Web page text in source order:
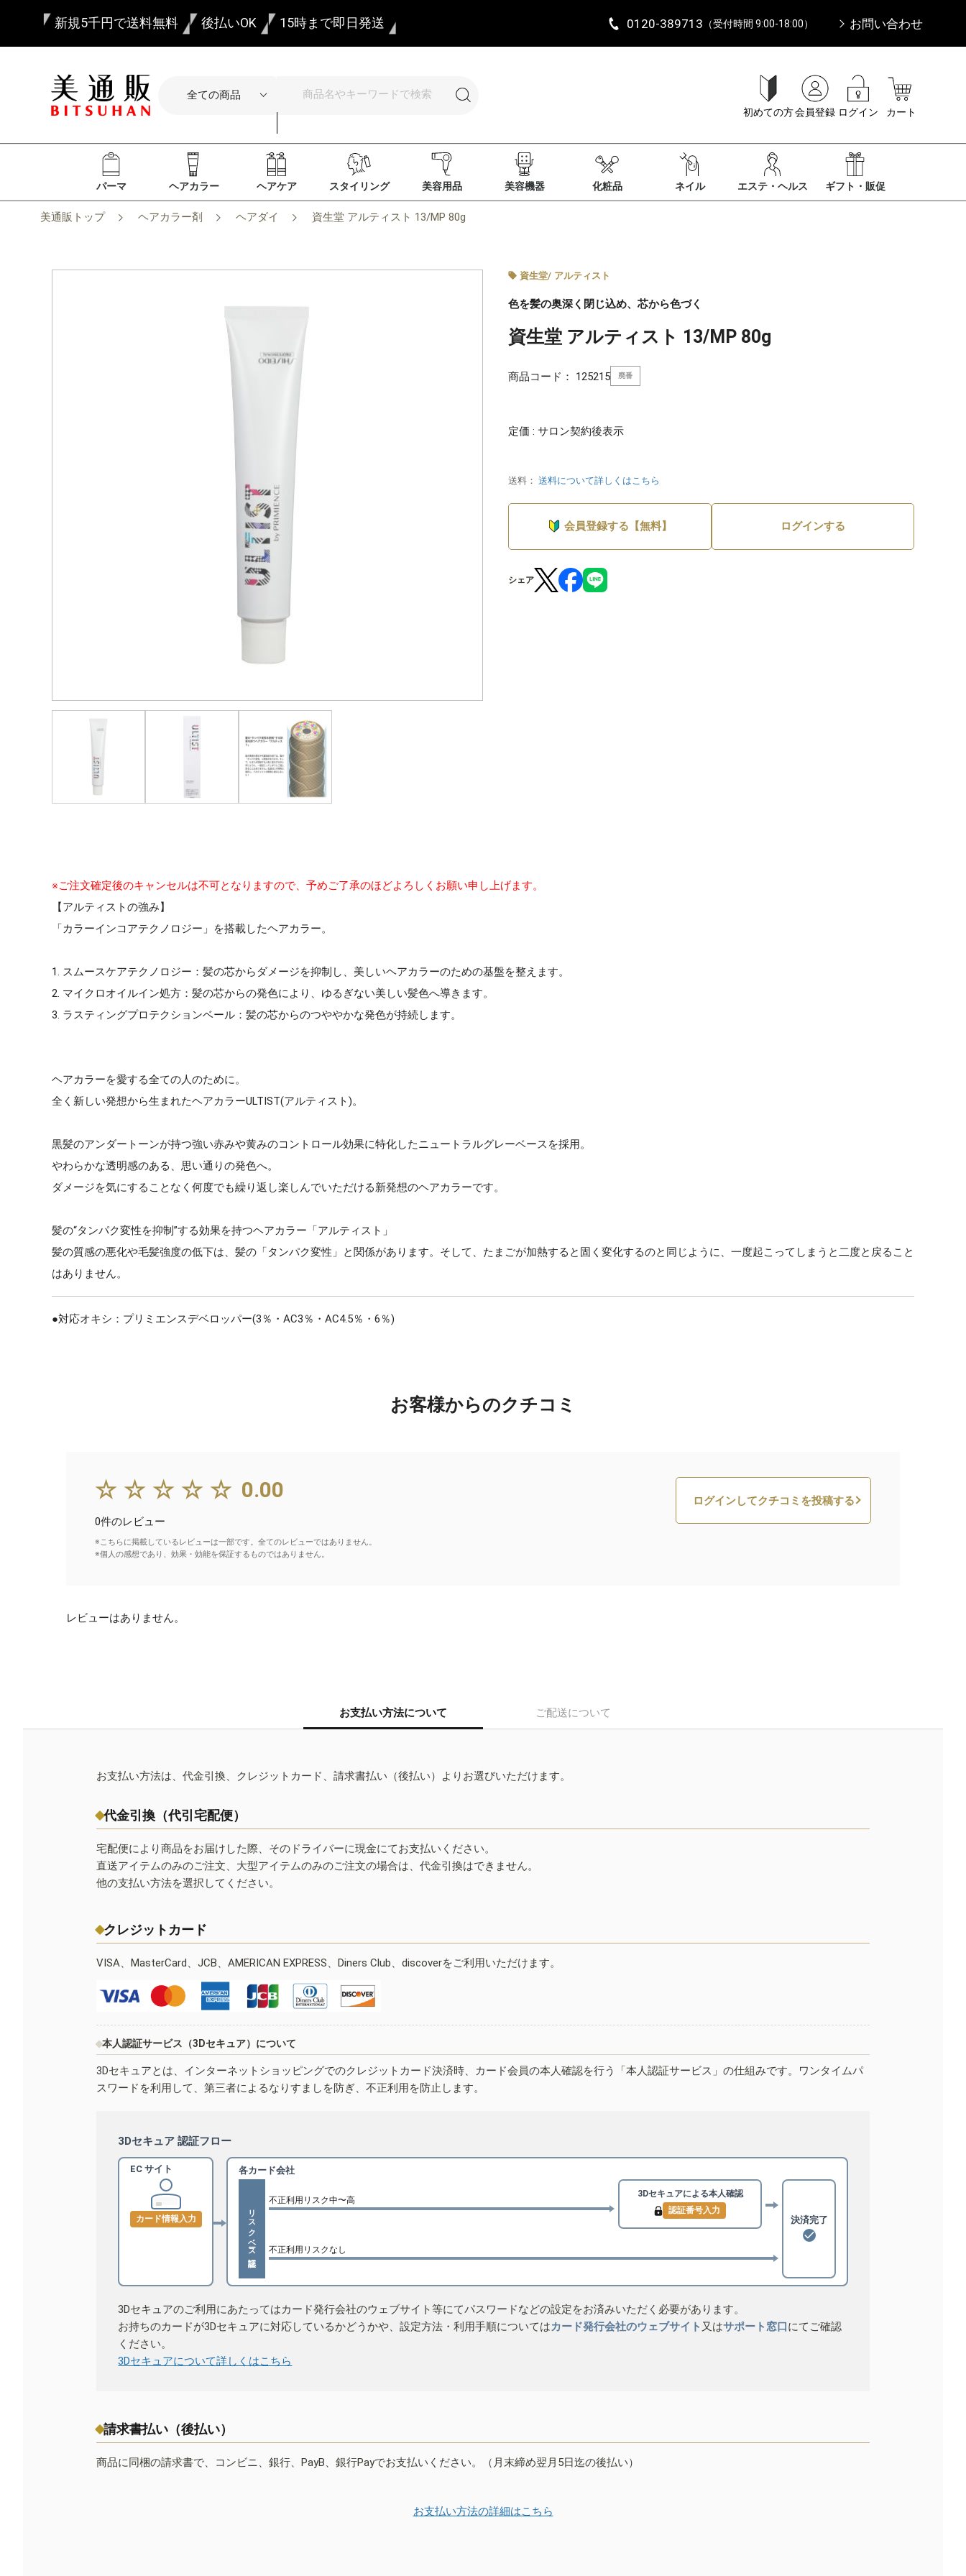
新規5千円で送料無料 後払いOK 15時まで即日発送 0120-389713 （受付時間 9:00-18:00） お問い合わせ
初めての方会員登録 ログイン カート
パーマ ヘアカラー ヘアケア スタイリング 美容用品 美容機器 化粧品 ネイル エステ・ヘルス ギフト・販促
美通販トップ ヘアカラー剤 ヘアダイ 資生堂 アルティスト 13/MP 80g
資生堂/ アルティスト
色を髪の奥深く閉じ込め、芯から色づく
資生堂 アルティスト 13/MP 80g
商品コード： 125215 廃番
定価 : サロン契約後表示
送料： 送料について詳しくはこちら
会員登録する【無料】 ログインする
シェア
※ご注文確定後のキャンセルは不可となりますので、予めご了承のほどよろしくお願い申し上げます。
【アルティストの強み】
「カラーインコアテクノロジー」を搭載したヘアカラー。
1. スムースケアテクノロジー：髪の芯からダメージを抑制し、美しいヘアカラーのための基盤を整えます。
2. マイクロオイルイン処方：髪の芯からの発色により、ゆるぎない美しい髪色へ導きます。
3. ラスティングプロテクションベール：髪の芯からのつややかな発色が持続します。
ヘアカラーを愛する全ての人のために。
全く新しい発想から生まれたヘアカラーULTIST(アルティスト)。
黒髪のアンダートーンが持つ強い赤みや黄みのコントロール効果に特化したニュートラルグレーベースを採用。
やわらかな透明感のある、思い通りの発色へ。
ダメージを気にすることなく何度でも繰り返し楽しんでいただける新発想のヘアカラーです。
髪の“タンパク変性を抑制”する効果を持つヘアカラー「アルティスト」
髪の質感の悪化や毛髪強度の低下は、髪の「タンパク変性」と関係があります。そして、たまごが加熱すると固く変化するのと同じように、一度起こってしまうと二度と戻ること
はありません。
●対応オキシ：プリミエンスデベロッパー(3％・AC3％・AC4.5％・6％)
お客様からのクチコミ
☆☆☆☆☆ 0.00
0件のレビュー
※こちらに掲載しているレビューは一部です。全てのレビューではありません。
※個人の感想であり、効果・効能を保証するものではありません。
ログインしてクチコミを投稿する
レビューはありません。
お支払い方法について ご配送について
お支払い方法は、代金引換、クレジットカード、請求書払い（後払い）よりお選びいただけます。
代金引換（代引宅配便）
宅配便により商品をお届けした際、そのドライバーに現金にてお支払いください。
直送アイテムのみのご注文、大型アイテムのみのご注文の場合は、代金引換はできません。
他の支払い方法を選択してください。
クレジットカード
VISA、MasterCard、JCB、AMERICAN EXPRESS、Diners Club、discoverをご利用いただけます。
本人認証サービス（3Dセキュア）について
3Dセキュアとは、インターネットショッピングでのクレジットカード決済時、カード会員の本人確認を行う「本人認証サービス」の仕組みです。ワンタイムパ
スワードを利用して、第三者によるなりすましを防ぎ、不正利用を防止します。
3Dセキュア 認証フロー
EC サイト
カード情報入力
各カード会社
リスクベース認証
不正利用リスク中〜高
3Dセキュアによる本人確認
認証番号入力
不正利用リスクなし
決済完了
3Dセキュアのご利用にあたってはカード発行会社のウェブサイト等にてパスワードなどの設定をお済みいただく必要があります。
お持ちのカードが3Dセキュアに対応しているかどうかや、設定方法・利用手順についてはカード発行会社のウェブサイト 又はサポート窓口にてご確認
ください。
3Dセキュアについて詳しくはこちら
請求書払い（後払い）
商品に同梱の請求書で、コンビニ、銀行、PayB、銀行Payでお支払いください。（月末締め翌月5日迄の後払い）
お支払い方法の詳細はこちら